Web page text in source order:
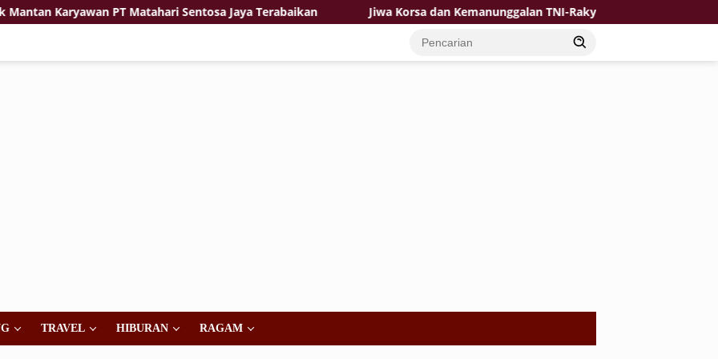
PT Matahari Sentosa Jaya Terabaikan Jiwa Korsa dan Kemanunggalan TNI-Rakyat Jadi Kekuatan TMMD di Desa
TRAVEL HIBURAN RAGAM